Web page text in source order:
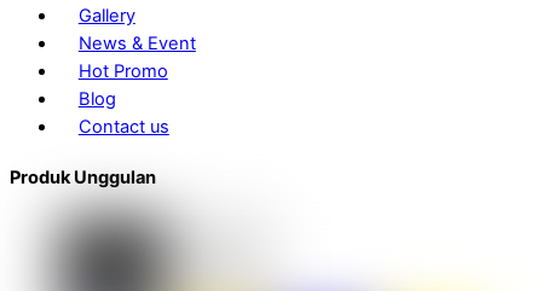
Gallery
News & Event
Hot Promo
Blog
Contact us
Produk Unggulan